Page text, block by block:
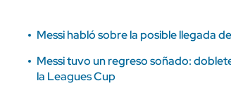
Messi habló sobre la posible llegada
Messi tuvo un regreso soñado:
la Leagues Cup